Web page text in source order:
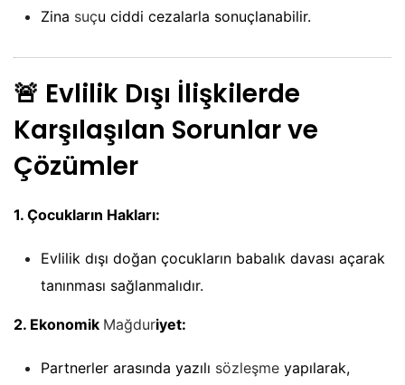
Zina suçu ciddi cezalarla sonuçlanabilir.
🚨 Evlilik Dışı İlişkilerde
Karşılaşılan Sorunlar ve
Çözümler
1. Çocukların Hakları:
Evlilik dışı doğan çocukların babalık davası açarak
tanınması sağlanmalıdır.
2. Ekonomik Mağduriyet:
Partnerler arasında yazılı sözleşme yapılarak,